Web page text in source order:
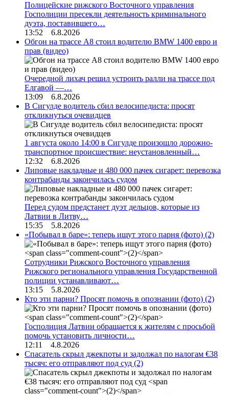
Полицейские рижского Восточного управления
Госполиции пресекли деятельность криминального
дуэта, поставившего…
13:52 6.8.2026
Обгон на трассе А8 стоил водителю BMW 1400 евро и
прав (видео)
Очередной лихач решил устроить ралли на трассе под
Елгавой —…
13:09 6.8.2026
В Сигулде водитель сбил велосипедиста: просят
откликнуться очевидцев
1 августа около 14:00 в Сигулде произошло дорожно-
транспортное происшествие: неустановленный…
12:32 6.8.2026
Липовые накладные и 480 000 пачек сигарет: перевозка
контрабанды закончилась судом
Перед судом предстанет дуэт дельцов, которые из
Латвии в Литву…
15:35 5.8.2026
«Побывал в баре»: теперь ищут этого парня (фото) (2)
Сотрудники Рижского Восточного управления
Рижского регионального управления Государственной
полиции устанавливают…
13:15 5.8.2026
Кто эти парни? Просят помочь в опознании (фото) (2)
Госполиция Латвии обращается к жителям с просьбой
помочь установить личности…
12:11 4.8.2026
Спасатель скрыл джекпоты и задолжал по налогам €38
тысяч: его отправляют под суд (2)